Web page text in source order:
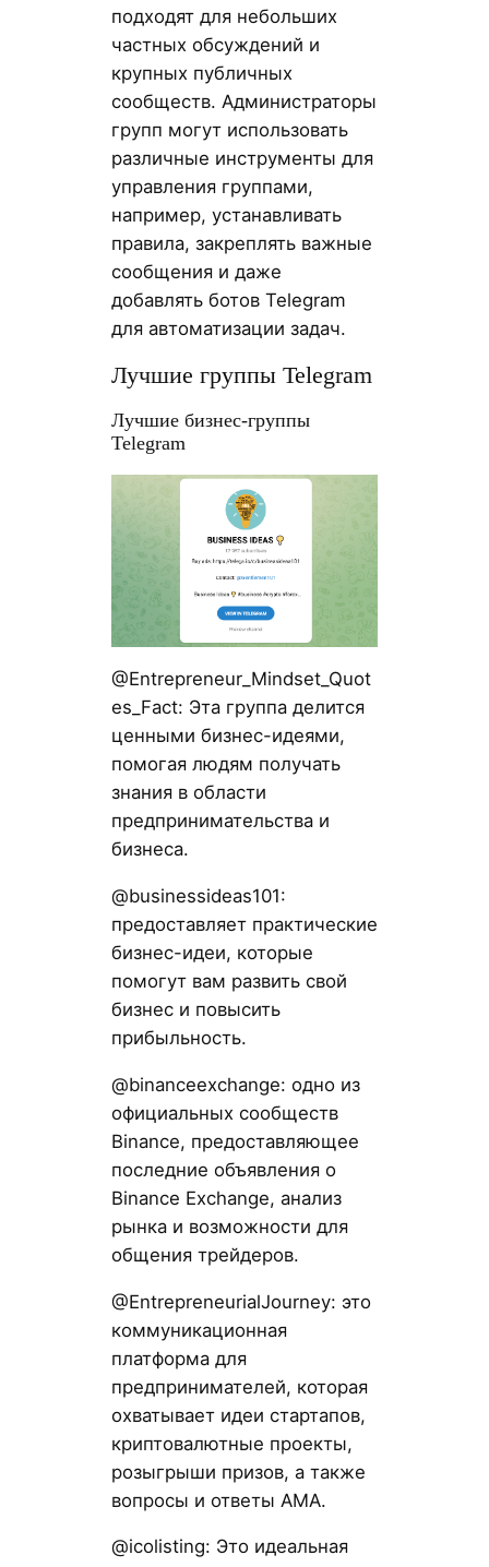
подходят для небольших
частных обсуждений и
крупных публичных
сообществ. Администраторы
групп могут использовать
различные инструменты для
управления группами,
например, устанавливать
правила, закреплять важные
сообщения и даже
добавлять ботов Telegram
для автоматизации задач.
Лучшие группы Telegram
Лучшие бизнес-группы
Telegram
@Entrepreneur_Mindset_Quot
es_Fact: Эта группа делится
ценными бизнес-идеями,
помогая людям получать
знания в области
предпринимательства и
бизнеса.
@businessideas101:
предоставляет практические
бизнес-идеи, которые
помогут вам развить свой
бизнес и повысить
прибыльность.
@binanceexchange: одно из
официальных сообществ
Binance, предоставляющее
последние объявления о
Binance Exchange, анализ
рынка и возможности для
общения трейдеров.
@EntrepreneurialJourney: это
коммуникационная
платформа для
предпринимателей, которая
охватывает идеи стартапов,
криптовалютные проекты,
розыгрыши призов, а также
вопросы и ответы AMA.
@icolisting: Это идеальная